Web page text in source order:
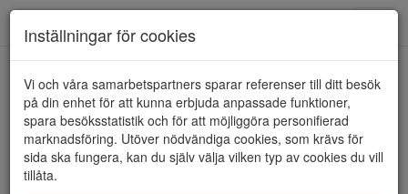
HEM TAMARIS
Inställningar för cookies
Vi och våra samarbetspartners sparar referenser till ditt besök
på din enhet för att kunna erbjuda anpassade funktioner,
spara besöksstatistik och för att möjliggöra personifierad
marknadsföring. Utöver nödvändiga cookies, som krävs för
sida ska fungera, kan du själv välja vilken typ av cookies du vill
tillåta.